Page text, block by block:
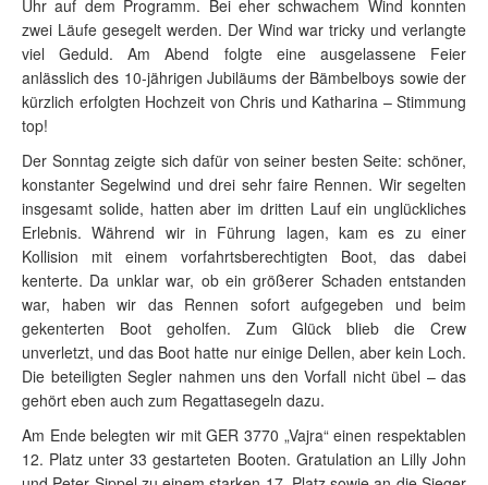
Uhr auf dem Programm. Bei eher schwachem Wind konnten
zwei Läufe gesegelt werden. Der Wind war tricky und verlangte
viel Geduld. Am Abend folgte eine ausgelassene Feier
anlässlich des 10-jährigen Jubiläums der Bämbelboys sowie der
kürzlich erfolgten Hochzeit von Chris und Katharina – Stimmung
top!
Der Sonntag zeigte sich dafür von seiner besten Seite: schöner,
konstanter Segelwind und drei sehr faire Rennen. Wir segelten
insgesamt solide, hatten aber im dritten Lauf ein unglückliches
Erlebnis. Während wir in Führung lagen, kam es zu einer
Kollision mit einem vorfahrtsberechtigten Boot, das dabei
kenterte. Da unklar war, ob ein größerer Schaden entstanden
war, haben wir das Rennen sofort aufgegeben und beim
gekenterten Boot geholfen. Zum Glück blieb die Crew
unverletzt, und das Boot hatte nur einige Dellen, aber kein Loch.
Die beteiligten Segler nahmen uns den Vorfall nicht übel – das
gehört eben auch zum Regattasegeln dazu.
Am Ende belegten wir mit GER 3770 „Vajra“ einen respektablen
12. Platz unter 33 gestarteten Booten. Gratulation an Lilly John